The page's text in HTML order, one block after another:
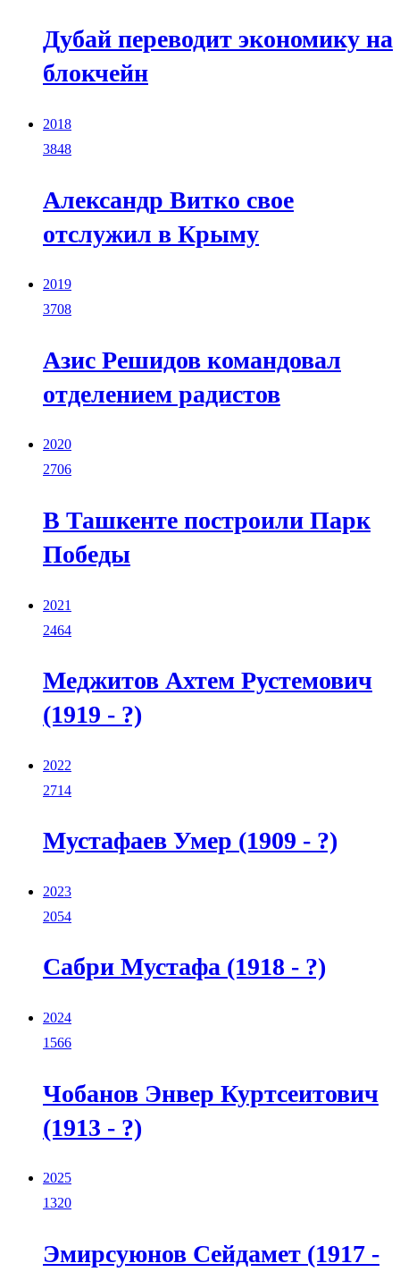
Дубай переводит экономику на
блокчейн
2018
3848
Александр Витко свое
отслужил в Крыму
2019
3708
Азис Решидов командовал
отделением радистов
2020
2706
В Ташкенте построили Парк
Победы
2021
2464
Меджитов Ахтем Рустемович
(1919 - ?)
2022
2714
Мустафаев Умер (1909 - ?)
2023
2054
Сабри Мустафа (1918 - ?)
2024
1566
Чобанов Энвер Куртсеитович
(1913 - ?)
2025
1320
Эмирсуюнов Сейдамет (1917 -